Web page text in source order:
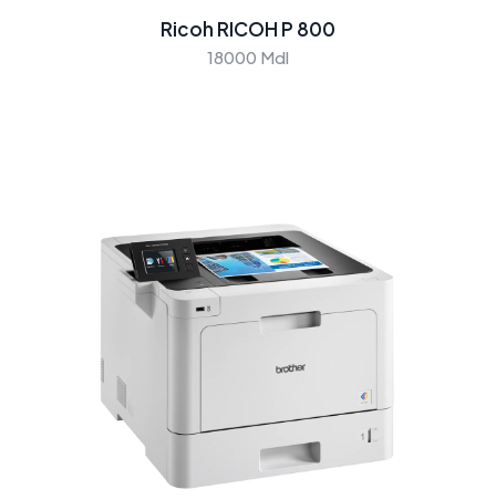
Ricoh RICOH P 800
18000 Mdl